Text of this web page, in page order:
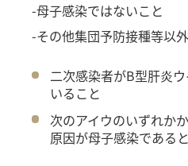
-母子感染ではないこと
-その他集団予防接種等以
二次感染者がB型肝炎
いること
次のアイウのいずれか
原因が母子感染である